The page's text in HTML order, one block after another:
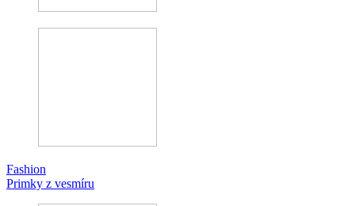
Fashion
Primky z vesmíru